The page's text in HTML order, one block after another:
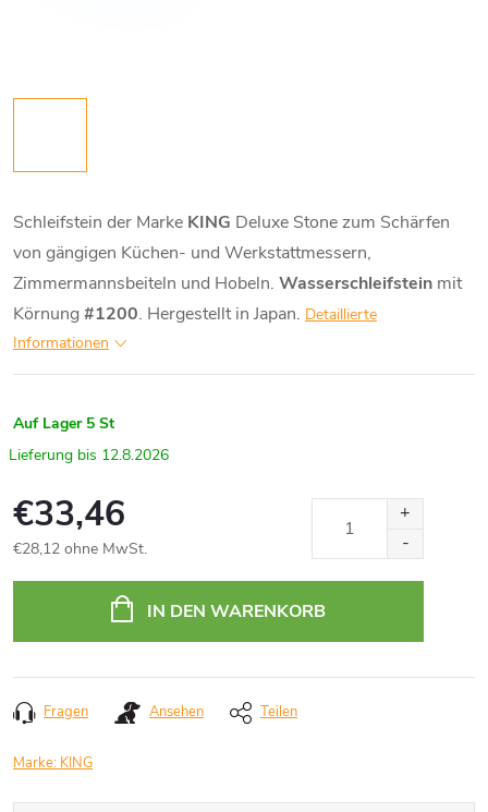
Schleifstein der Marke KING Deluxe Stone zum Schärfen
von gängigen Küchen- und Werkstattmessern,
Zimmermannsbeiteln und Hobeln. Wasserschleifstein mit
Körnung#1200. Hergestellt in Japan. Detaillierte
Informationen
Auf Lager 5 St
12.8.2026
€33,46
€28,12 ohne MwSt.
IN DEN WARENKORB
Fragen Ansehen Teilen
Marke: KING